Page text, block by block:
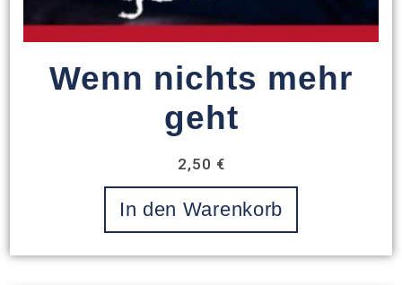
Wenn nichts mehr
geht
2,50 €
In den Warenkorb